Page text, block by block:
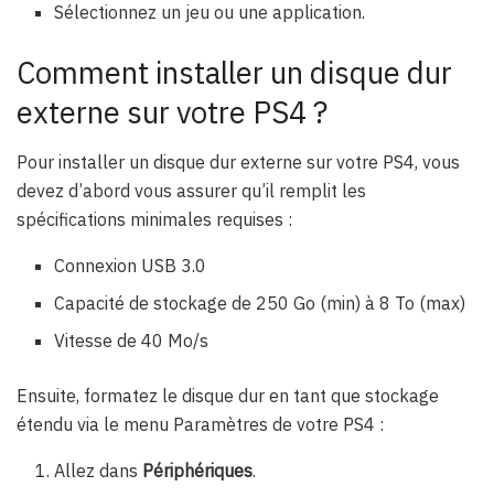
Sélectionnez un jeu ou une application.
Comment installer un disque dur
externe sur votre PS4 ?
Pour installer un disque dur externe sur votre PS4, vous
devez d’abord vous assurer qu’il remplit les
spécifications minimales requises :
Connexion USB 3.0
Capacité de stockage de 250 Go (min) à 8 To (max)
Vitesse de 40 Mo/s
Ensuite, formatez le disque dur en tant que stockage
étendu via le menu Paramètres de votre PS4 :
Allez dans Périphériques.